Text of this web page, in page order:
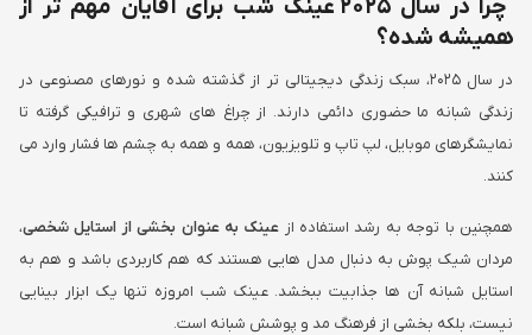
چرا در سال 2025 عینک شب برای آقایان مهم تر از
همیشه شده؟
در سال ۲۰۲۵، سبک زندگی دیجیتالی تر از گذشته شده و نورهای مصنوعی در
زندگی شبانه ما حضوری دائمی دارند. از چراغ های شهری و ترافیکی گرفته تا
نمایشگرهای موبایل، لپ تاپ و تلویزیون، همه و همه به چشم ها فشار وارد می
کنند.
همچنین با توجه به رشد استفاده از عینک به عنوان بخشی از استایل شخصی،
مردان شیک پوش به دنبال مدل هایی هستند که هم کاربردی باشد و هم به
استایل شبانه آن ها جذابیت ببخشد. عینک شب امروزه تنها یک ابزار بینایی
نیست، بلکه بخشی از فرهنگ مد و پوشش شبانه است.